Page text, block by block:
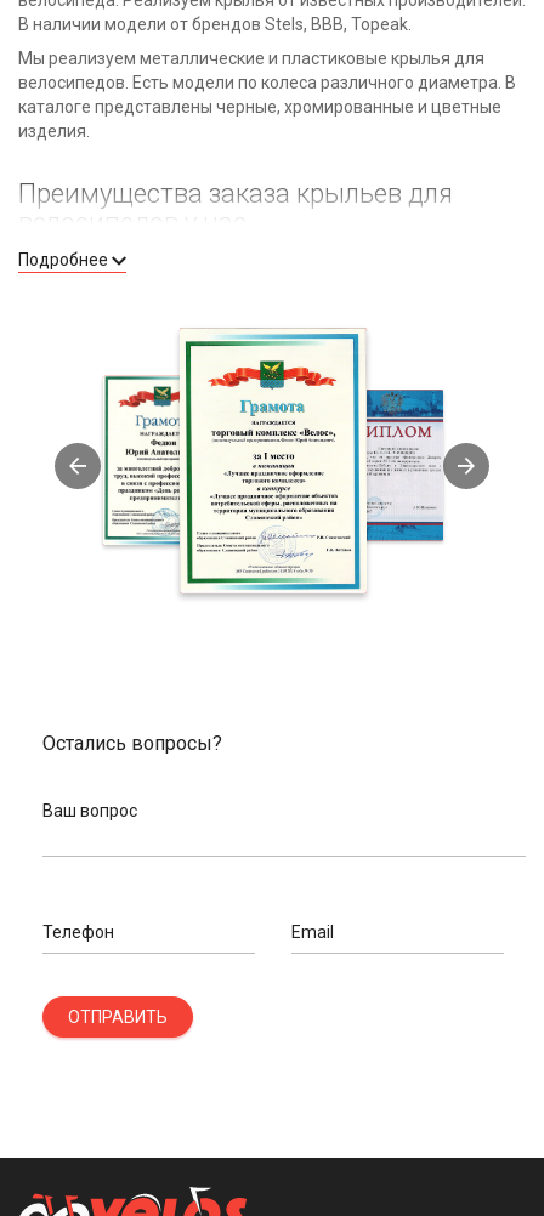
В наличии модели от брендов Stels, BBB, Topeak.
Мы реализуем металлические и пластиковые крылья для
велосипедов. Есть модели по колеса различного диаметра. В
каталоге представлены черные, хромированные и цветные
изделия.
Преимущества заказа крыльев для
велосипедов у нас
Более 80 позиций в каталоге. Вы обязательно
производителей. Сотрудничаем только с лучшими на
Есть запчасти на любые виды велосипедов - от обычных
городских до профессиональных.
Индивидуальный подход к клиентам и помощь в
подборе. Наши велоэксперты готовы
проконсультировать по любому вопросу.
Качественный сервис для покупателей - различные
способы оплаты, оперативная доставка.
Заказать крылья для велосипедов в нашем
помощью услуг транспортной компании. Вы также можете
Если вам нужна консультация, пообщайтесь с нашими
Подробнее
Остались вопросы?
Ваш вопрос
Телефон Email
ОТПРАВИТЬ